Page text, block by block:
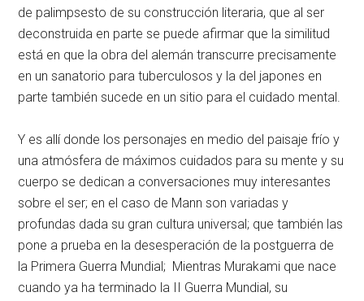
de palimpsesto de su construcción literaria, que al ser
deconstruida en parte se puede afirmar que la similitud
está en que la obra del alemán transcurre precisamente
en un sanatorio para tuberculosos y la del japones en
parte también sucede en un sitio para el cuidado mental.
Y es allí donde los personajes en medio del paisaje frío y
una atmósfera de máximos cuidados para su mente y su
cuerpo se dedican a conversaciones muy interesantes
sobre el ser; en el caso de Mann son variadas y
profundas dada su gran cultura universal; que también las
pone a prueba en la desesperación de la postguerra de
la Primera Guerra Mundial; Mientras Murakami que nace
cuando ya ha terminado la II Guerra Mundial, su